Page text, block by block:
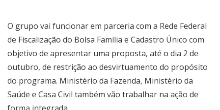
O grupo vai funcionar em parceria com a Rede Federal
de Fiscalização do Bolsa Família e Cadastro Único com
objetivo de apresentar uma proposta, até o dia 2 de
outubro, de restrição ao desvirtuamento do propósito
do programa. Ministério da Fazenda, Ministério da
Saúde e Casa Civil também vão trabalhar na ação de